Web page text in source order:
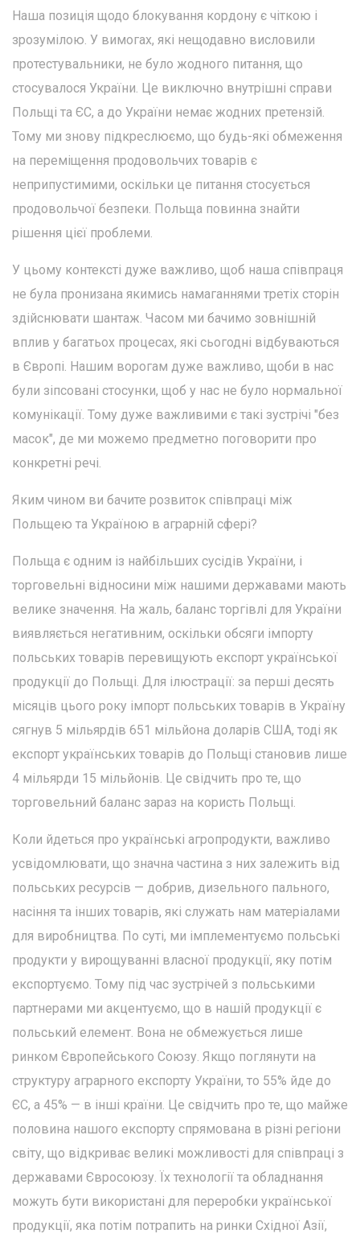
Наша позиція щодо блокування кордону є чіткою і
зрозумілою. У вимогах, які нещодавно висловили
протестувальники, не було жодного питання, що
стосувалося України. Це виключно внутрішні справи
Польщі та ЄС, а до України немає жодних претензій.
Тому ми знову підкреслюємо, що будь-які обмеження
на переміщення продовольчих товарів є
неприпустимими, оскільки це питання стосується
продовольчої безпеки. Польща повинна знайти
рішення цієї проблеми.
У цьому контексті дуже важливо, щоб наша співпраця
не була пронизана якимись намаганнями третіх сторін
здійснювати шантаж. Часом ми бачимо зовнішній
вплив у багатьох процесах, які сьогодні відбуваються
в Європі. Нашим ворогам дуже важливо, щоби в нас
були зіпсовані стосунки, щоб у нас не було нормальної
комунікації. Тому дуже важливими є такі зустрічі "без
масок", де ми можемо предметно поговорити про
конкретні речі.
Яким чином ви бачите розвиток співпраці між
Польщею та Україною в аграрній сфері?
Польща є одним із найбільших сусідів України, і
торговельні відносини між нашими державами мають
велике значення. На жаль, баланс торгівлі для України
виявляється негативним, оскільки обсяги імпорту
польських товарів перевищують експорт української
продукції до Польщі. Для ілюстрації: за перші десять
місяців цього року імпорт польських товарів в Україну
сягнув 5 мільярдів 651 мільйона доларів США, тоді як
експорт українських товарів до Польщі становив лише
4 мільярди 15 мільйонів. Це свідчить про те, що
торговельний баланс зараз на користь Польщі.
Коли йдеться про українські агропродукти, важливо
усвідомлювати, що значна частина з них залежить від
польських ресурсів — добрив, дизельного пального,
насіння та інших товарів, які служать нам матеріалами
для виробництва. По суті, ми імплементуємо польські
продукти у вирощуванні власної продукції, яку потім
експортуємо. Тому під час зустрічей з польськими
партнерами ми акцентуємо, що в нашій продукції є
польський елемент. Вона не обмежується лише
ринком Європейського Союзу. Якщо поглянути на
структуру аграрного експорту України, то 55% йде до
ЄС, а 45% — в інші країни. Це свідчить про те, що майже
половина нашого експорту спрямована в різні регіони
світу, що відкриває великі можливості для співпраці з
державами Євросоюзу. Їх технології та обладнання
можуть бути використані для переробки української
продукції, яка потім потрапить на ринки Східної Азії,